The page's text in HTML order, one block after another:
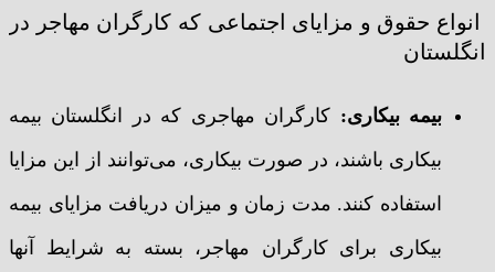
انواع حقوق و مزایای اجتماعی که کارگران مهاجر در
انگلستان
بیمه بیکاری: کارگران مهاجری که در انگلستان بیمه
بیکاری باشند، در صورت بیکاری، می‌توانند از این مزایا
استفاده کنند. مدت زمان و میزان دریافت مزایای بیمه
بیکاری برای کارگران مهاجر، بسته به شرایط آنها